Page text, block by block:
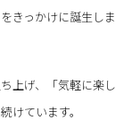
きっかけに誕生しま
上げ、「気軽に楽し
けています。